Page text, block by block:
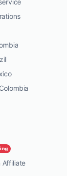
Affiliate